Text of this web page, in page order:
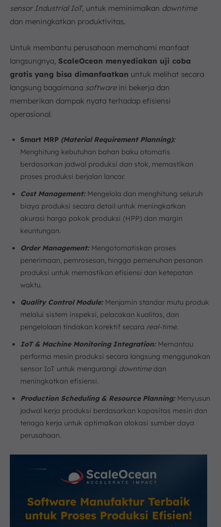
sensor Industrial IoT, untuk meminimalkan downtime
dan meningkatkan produktivitas.
Untuk membantu perusahaan memahami manfaat
langsungnya, ScaleOcean menyediakan uji coba
gratis yang bisa dimanfaatkan untuk melihat secara
langsung bagaimana softwareini bekerja dan
memberikan dampak nyata terhadap efisiensi
operasional.
Smart MRP (Material Requirement Planning):
Menghitung kebutuhan bahan baku otomatis
berdasarkan jadwal produksi dan stok, memastikan
proses produksi berjalan lancar.
Cost Management:Mengelola dan menghitung seluruh
biaya produksi secara detail untuk meningkatkan
akurasi harga pokok produksi (HPP) dan margin
keuntungan.
Order Management:Mengotomatiskan proses
penerimaan, pemrosesan, hingga pemenuhan pesanan
produksi untuk memastikan efisiensi dan ketepatan
waktu.
Quality Control Module:Menjamin standar mutu produk
melalui sistem inspeksi, pelacakan kualitas, dan
pengelolaan tindakan korektif secara real-time.
IoT & Machine Monitoring Integration: Memantau
performa mesin produksi secara langsung menggunakan
sensor IoT untuk mengurangi downtimedan
meningkatkan efisiensi.
Production Scheduling & Resource Planning:Menyusun
jadwal kerja produksi berdasarkan kapasitas mesin dan
tenaga kerja untuk optimalkan alokasi sumber daya
perusahaan.